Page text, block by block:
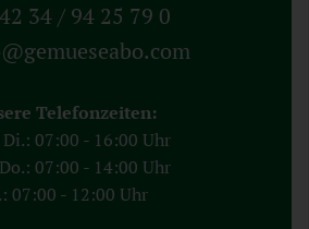
34 / 94 25 79 0
Telefonzeiten:
Di.: 07:00 - 16:00 Uhr
07:00 - 14:00 Uhr
07:00 - 12:00 Uhr